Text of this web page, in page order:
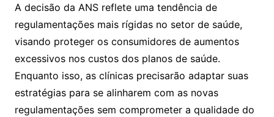
A decisão da ANS reflete uma tendência de
regulamentações mais rígidas no setor de saúde,
visando proteger os consumidores de aumentos
excessivos nos custos dos planos de saúde.
Enquanto isso, as clínicas precisarão adaptar suas
estratégias para se alinharem com as novas
regulamentações sem comprometer a qualidade do